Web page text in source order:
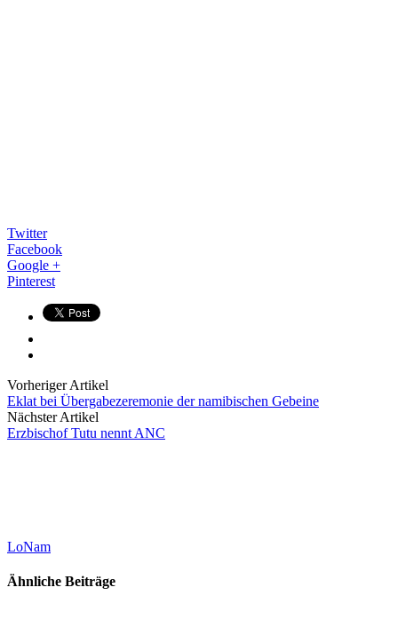
Twitter
Facebook
Google +
Pinterest
Vorheriger Artikel
Eklat bei Übergabezeremonie der namibischen Gebeine
Nächster Artikel
Erzbischof Tutu nennt ANC
LoNam
Ähnliche Beiträge